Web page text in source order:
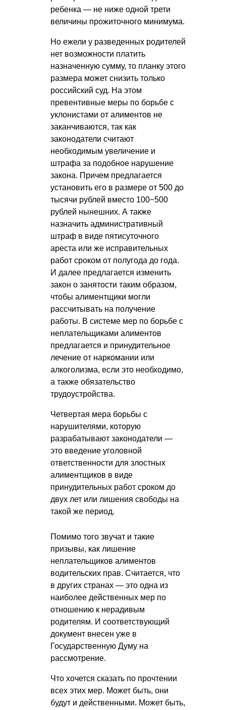
ребенка — не ниже одной трети
величины прожиточного минимума.
Но ежели у разведенных родителей
нет возможности платить
назначенную сумму, то планку этого
размера может снизить только
российский суд. На этом
превентивные меры по борьбе с
уклонистами от алиментов не
заканчиваются, так как
законодатели считают
необходимым увеличение и
штрафа за подобное нарушение
закона. Причем предлагается
установить его в размере от 500 до
тысячи рублей вместо 100−500
рублей нынешних. А также
назначить административный
штраф в виде пятисуточного
ареста или же исправительных
работ сроком от полугода до года.
И далее предлагается изменить
закон о занятости таким образом,
чтобы алиментщики могли
рассчитывать на получение
работы. В системе мер по борьбе с
неплательщиками алиментов
предлагается и принудительное
лечение от наркомании или
алкоголизма, если это необходимо,
а также обязательство
трудоустройства.
Четвертая мера борьбы с
нарушителями, которую
разрабатывают законодатели —
это введение уголовной
ответственности для злостных
алиментщиков в виде
принудительных работ сроком до
двух лет или лишения свободы на
такой же период.
Помимо того звучат и такие
призывы, как лишение
неплательщиков алиментов
водительских прав. Считается, что
в других странах — это одна из
наиболее действенных мер по
отношению к нерадивым
родителям. И соответствующий
документ внесен уже в
Государственную Думу на
рассмотрение.
Что хочется сказать по прочтении
всех этих мер. Может быть, они
будут и действенными. Может быть,